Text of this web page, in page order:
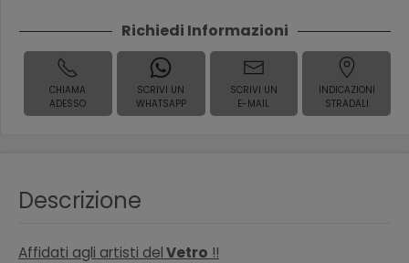
Richiedi Informazioni
CHIAMA
ADESSO
SCRIVI UN
WHATSAPP
SCRIVI UN
E-MAIL
INDICAZIONI
STRADALI
Descrizione
Affidati agli artisti delVetro !!